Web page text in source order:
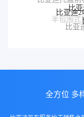
比
半包围式
比亚迪
比
比亚
全方位 多